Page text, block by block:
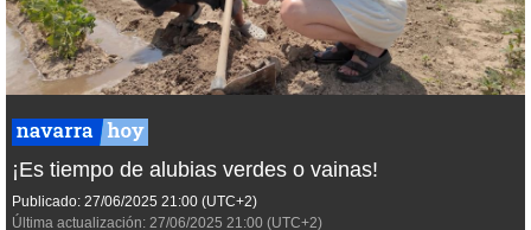
¡Es tiempo de alubias verdes o vainas!
Publicado: 27/06/2025 21:00 (UTC+2)
Última actualización: 27/06/2025 21:00 (UTC+2)